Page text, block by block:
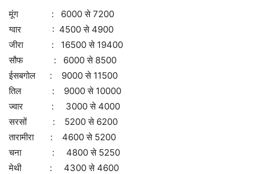
मूंग : 6000 से 7200
ग्वार : 4500 से 4900
जीरा : 16500 से 19400
सौफ : 6000 से 8500
ईसबगोल : 9000 से 11500
तिल : 9000 से 10000
ज्वार : 3000 से 4000
सरसों : 5200 से 6200
तारामीरा : 4600 से 5200
चना : 4800 से 5250
मेथी : 4300 से 4600